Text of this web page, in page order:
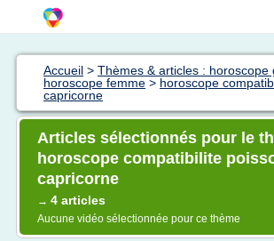
Accueil > Thèmes & articles : horoscope
horoscope femme > horoscope
capricorne
Articles sélectionnés pour le
horoscope compatibilite
capricorne
→ 4 articles
Aucune vidéo sélectionnée pour ce thème